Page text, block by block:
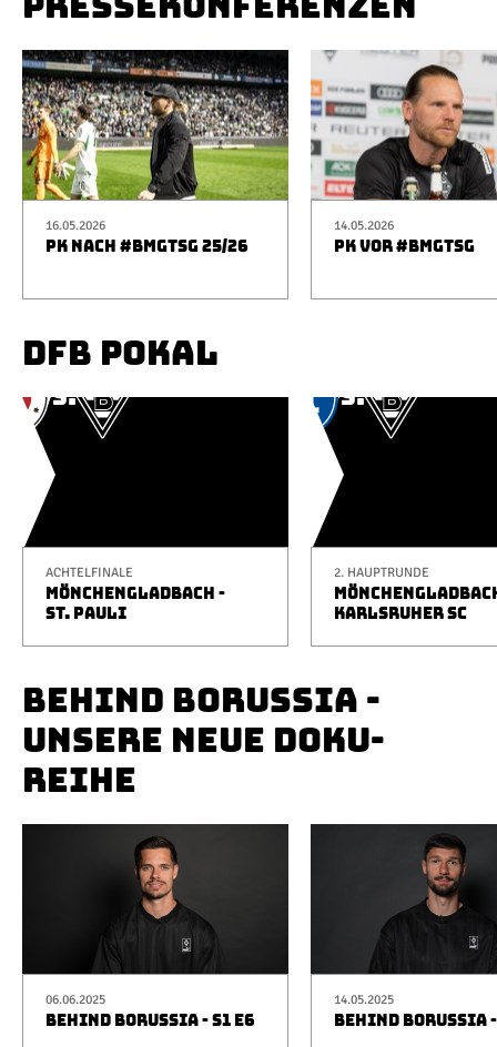
16.05.2026
PK NACH #BMGTSG 25/26
14.05.2026
PK VOR #BMGTSG
DFB POKAL
ACHTELFINALE
MÖNCHENGLADBACH -
ST. PAULI
2. HAUPTRUNDE
KARLSRUHER SC
BEHIND BORUSSIA -
UNSERE NEUE DOKU-
REIHE
06.06.2025
BEHIND BORUSSIA - S1 E6
14.05.2025
BEHIND BORUSSIA